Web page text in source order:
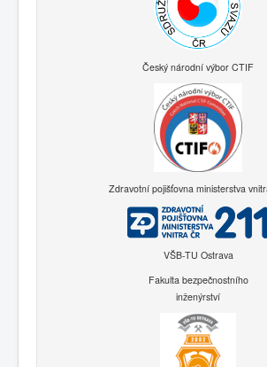
Český národní výbor CTIF
Zdravotní pojišťovna ministerstva
VŠB-TU Ostrava
Fakulta bezpečnostního
inženýrství